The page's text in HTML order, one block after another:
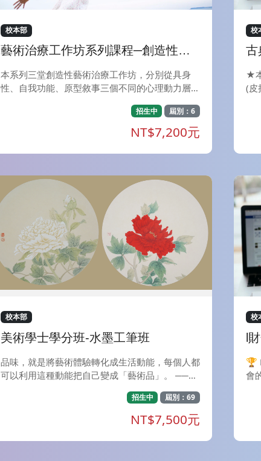
校本部
藝術治療工作坊系列課程─創造性藝
術治療多元專題工作坊
本系列三堂創造性藝術治療工作坊，分別從具身
性、自我功能、原型敘事三個不同的心理動力層面
與戲劇的探索中，重新經驗並梳理自己與內在的關
係，走向更完整、更有創造性的自我整合。 ＊
〈具身性的創作歷程探索工作坊〉從具身性圖像(E
mbodied Image)與過渡性現象(Transitional Phen
入意義的創造，經驗到客體如何被賦予心理功能與
意義。 ＊〈藝術治療中的適應性退行療法工作
坊〉深入精神分析中「為自我服務的退行」概念，
體驗退化性媒材的運用，在安全退化中處理早期的
心理創傷，探索融合與攻擊等原初驅力如何在藝術
治療中被涵容、轉化為創造力。 ＊神話，是人類
心靈深處的共通語言，〈遇見內在女神&mdash;&
mdash;戲劇探索工作坊〉，將以深度心理學的視
角為基底，結合創意有趣的戲劇治療方法，帶領參
鳴：以《尋找內在女神》為引，探索並辨識那些潛
過戲劇分組共創，將女神的故事立體化，在安全的
女神在故事中的掙扎與挑戰，以創意尋找轉化的力
量。 對話與整合：與內在女神展開深度對談，接
納光影交錯的自己，譜寫全新的整合對話。 無論
你目前正處於生命的哪個階段，只要你渴望更深刻
地理解自己，都歡迎你帶著開放的心，在神話與戲
招生中 屆別：6
NT$7,200元
校
古
★
(皮
可
強
學
始
動
正
型
注
雕
校本部
美術學士學分班-水墨工筆班
品味，就是將藝術體驗轉化成生活動能，每個人都
可以利用這種動能把自己變成「藝術品」。 ──建
望帶給您『美學的品味．藝術的饗宴』。 本期
【美術學士學分班】開設課程： A、水墨工筆班：
每週一，夜間上課（7：00-9：40）共18週，省
政大樓上課 B、漆畫創作-螺鈿：每週二，夜間上
招生中 屆別：69
NT$7,500元
校
l
訓
🏆
會的財
。 🚨【課前準備】（為確保您的上課權益，請於